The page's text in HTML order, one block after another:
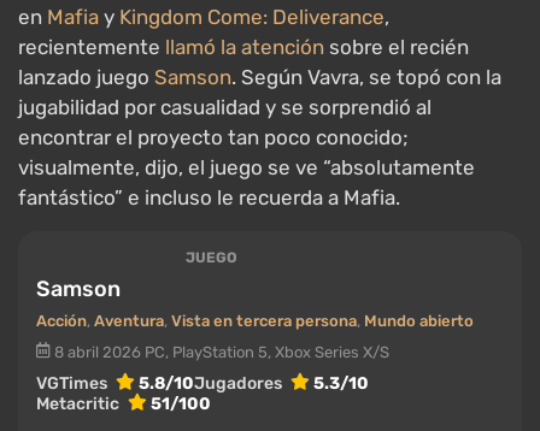
en Mafia y Kingdom Come: Deliverance,
recientemente llamó la atención sobre el recién
lanzado juego Samson. Según Vavra, se topó con la
jugabilidad por casualidad y se sorprendió al
encontrar el proyecto tan poco conocido;
visualmente, dijo, el juego se ve “absolutamente
fantástico” e incluso le recuerda a Mafia.
JUEGO
Samson
Acción, Aventura, Vista en tercera persona, Mundo abierto
8 abril 2026 PC, PlayStation 5, Xbox Series X/S
VGTimes 5.8/10Jugadores
5.3/10
Metacritic
51/100